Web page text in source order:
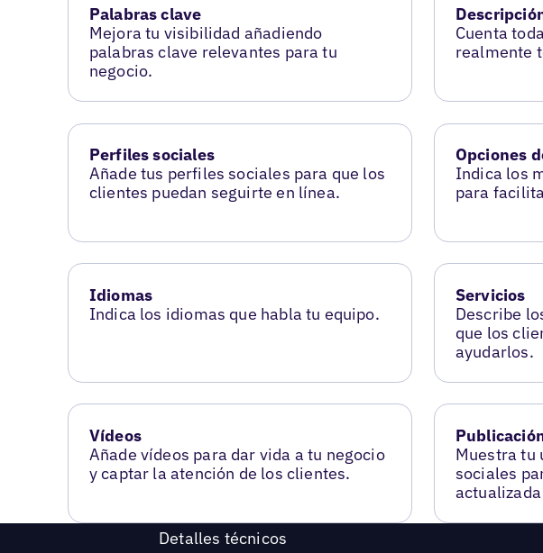
Palabras clave
Mejora tu visibilidad añadiendo
palabras clave relevantes para tu
negocio.
Cuenta
realmente
Perfiles sociales
Añade tus perfiles sociales para que los
clientes puedan seguirte en línea.
Opciones
Indica los
para
Idiomas
Indica los idiomas que habla tu equipo.
Servicios
Describe
que los
ayudarlos.
Vídeos
Añade vídeos para dar vida a tu negocio
y captar la atención de los clientes.
Muestra tu
sociales
Detalles técnicos